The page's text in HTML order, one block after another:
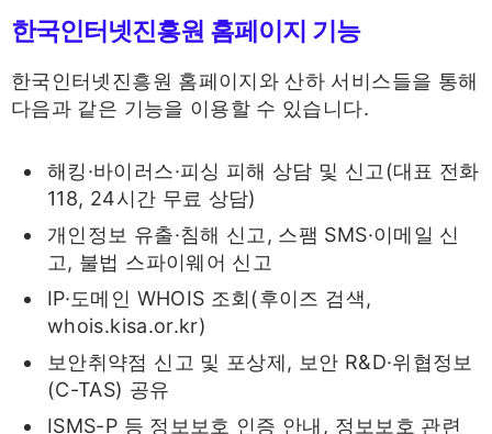
한국인터넷진흥원 홈페이지 기능
한국인터넷진흥원 홈페이지와 산하 서비스들을 통해
다음과 같은 기능을 이용할 수 있습니다.
해킹·바이러스·피싱 피해 상담 및 신고(대표 전화
118, 24시간 무료 상담)
개인정보 유출·침해 신고, 스팸 SMS·이메일 신
고, 불법 스파이웨어 신고
IP·도메인 WHOIS 조회(후이즈 검색,
whois.kisa.or.kr)
보안취약점 신고 및 포상제, 보안 R&D·위협정보
(C-TAS) 공유
ISMS-P 등 정보보호 인증 안내, 정보보호 관련